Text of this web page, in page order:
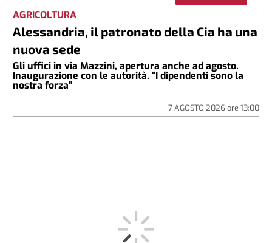
AGRICOLTURA
Alessandria, il patronato della Cia ha una
nuova sede
Gli uffici in via Mazzini, apertura anche ad agosto.
Inaugurazione con le autorità. "I dipendenti sono la
nostra forza"
7 AGOSTO 2026ore 13:00